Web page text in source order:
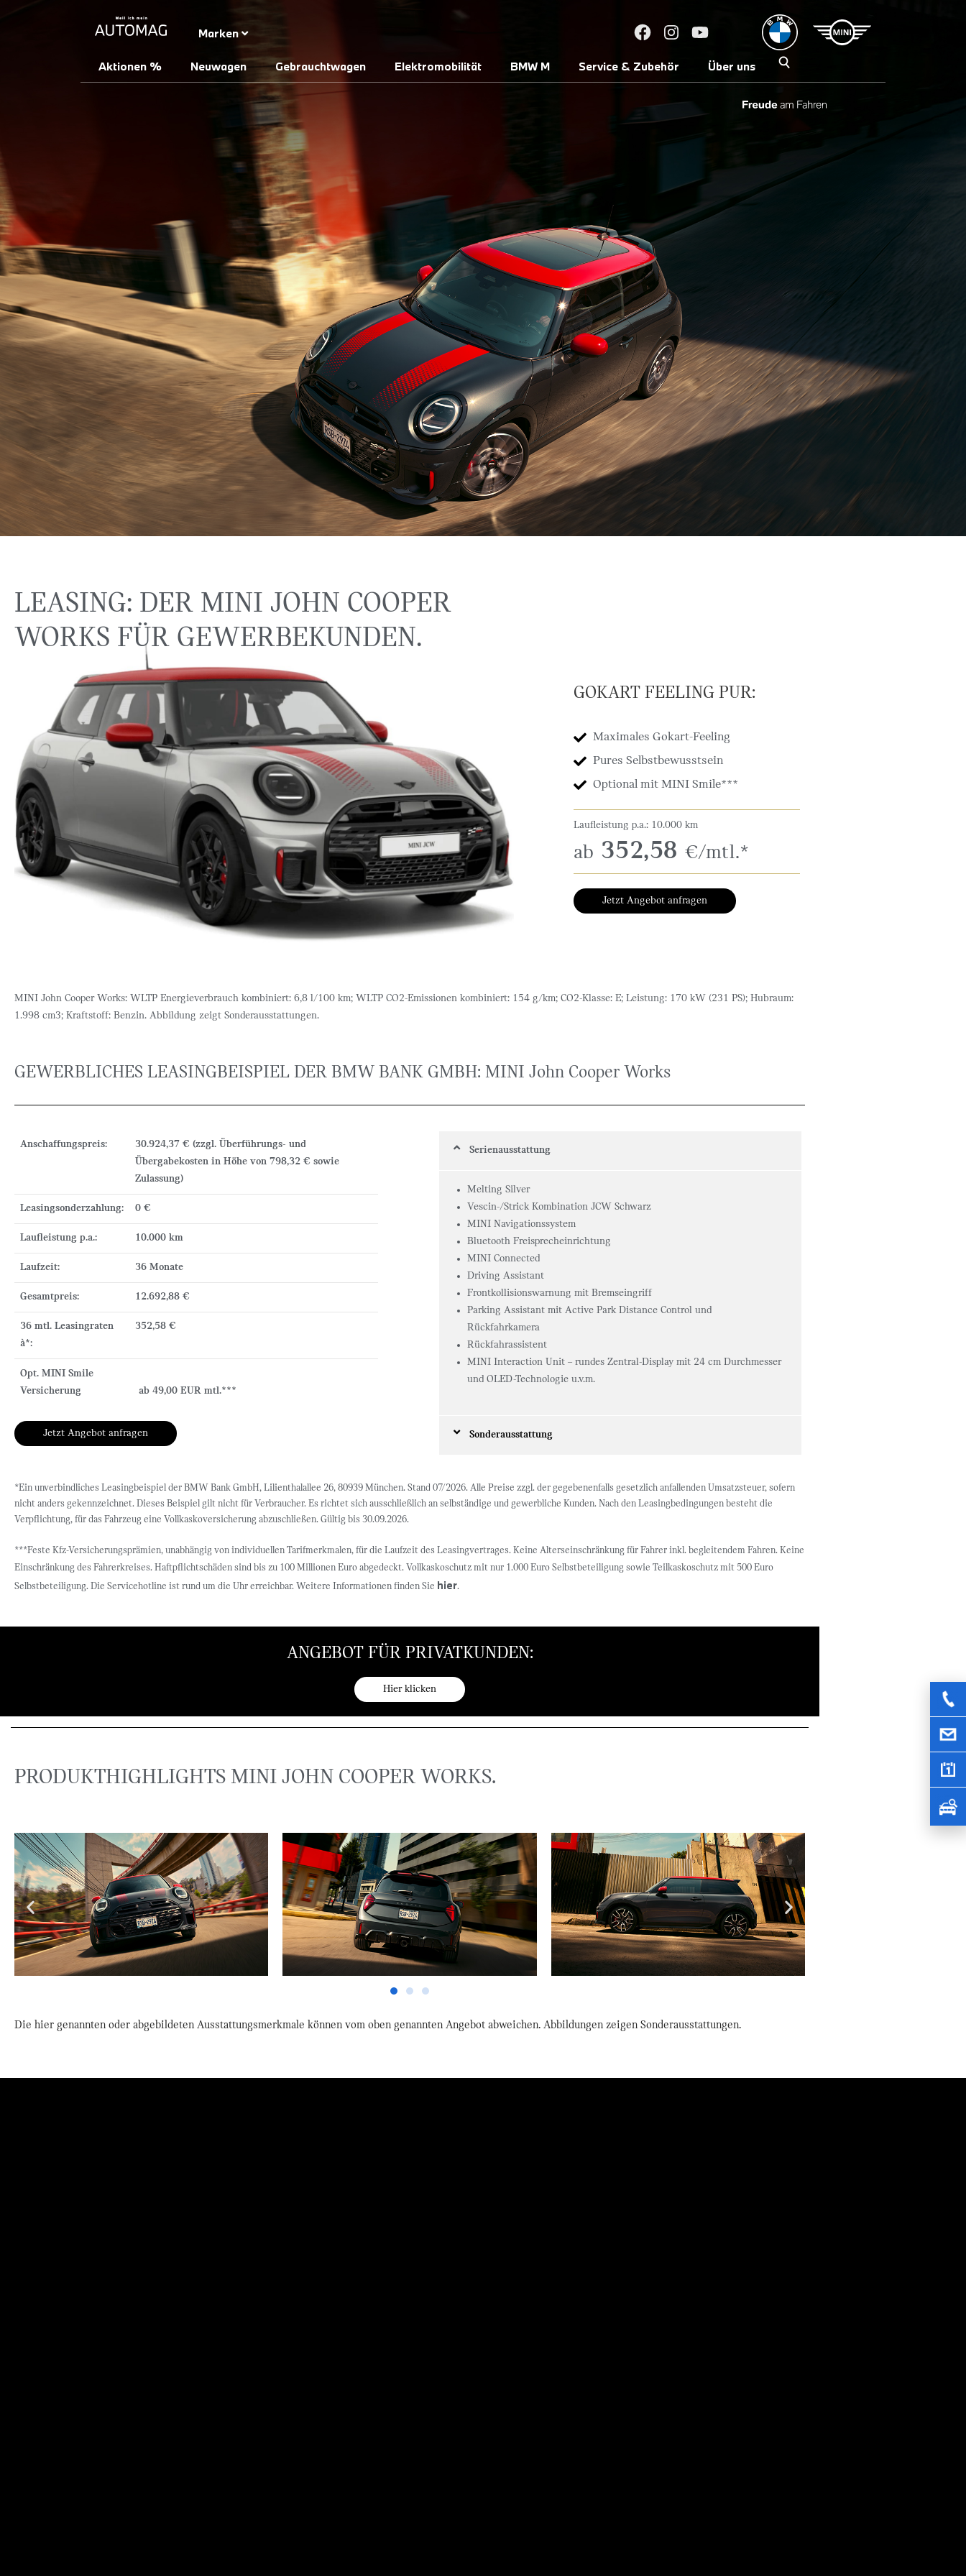
Marken
Aktionen % Neuwagen Gebrauchtwagen Elektromobilität BMW M Service & Zubehör Über uns
COOPER
WORKS.
TOP-ANGEBOT BEI DER
AUTOMAG.
Ab 352,58 EUR/mtl.*
LEASING: DER MINI JOHN COOPER
WORKS FÜR GEWERBEKUNDEN.
GOKART FEELING PUR:
Maximales Gokart-Feeling
Pures Selbstbewusstsein
Optional mit MINI Smile***
Laufleistung p.a.: 10.000 km
ab 352,58 €/mtl.*
Jetzt Angebot anfragen
MINI John Cooper Works: WLTP Energieverbrauch kombiniert: 6,8 l/100 km; WLTP CO2-Emissionen kombiniert: 154 g/km; CO2-Klasse: E; Leistung: 170 kW (231 PS); Hubraum:
1.998 cm3; Kraftstoff: Benzin. Abbildung zeigt Sonderausstattungen.
GEWERBLICHES LEASINGBEISPIEL DER BMW BANK GMBH: MINI John Cooper Works
Anschaffungspreis:
30.924,37 € (zzgl. Überführungs- und
Übergabekosten in Höhe von 798,32 € sowie
Zulassung)
Leasingsonderzahlung: 0 €
Laufleistung p.a.: 10.000 km
Laufzeit: 36 Monate
Gesamtpreis: 12.692,88 €
36 mtl. Leasingraten
à*:
352,58 €
Opt. MINI Smile
Versicherung ab 49,00 EUR mtl.***
Jetzt Angebot anfragen
Serienausstattung
Melting Silver
Vescin-/Strick Kombination JCW Schwarz
MINI Navigationssystem
Bluetooth Freisprecheinrichtung
MINI Connected
Driving Assistant
Frontkollisionswarnung mit Bremseingriff
Parking Assistant mit Active Park Distance Control und
Rückfahrkamera
Rückfahrassistent
MINI Interaction Unit – rundes Zentral-Display mit 24 cm Durchmesser
und OLED-Technologie u.v.m.
Sonderausstattung
*Ein unverbindliches Leasingbeispiel der BMW Bank GmbH, Lilienthalallee 26, 80939 München. Stand 07/2026. Alle Preise zzgl. der gegebenenfalls gesetzlich anfallenden Umsatzsteuer, sofern
nicht anders gekennzeichnet. Dieses Beispiel gilt nicht für Verbraucher. Es richtet sich ausschließlich an selbständige und gewerbliche Kunden. Nach den Leasingbedingungen besteht die
Verpflichtung, für das Fahrzeug eine Vollkaskoversicherung abzuschließen. Gültig bis 30.09.2026.
***Feste Kfz-Versicherungsprämien, unabhängig von individuellen Tarifmerkmalen, für die Laufzeit des Leasingvertrages. Keine Alterseinschränkung für Fahrer inkl. begleitendem Fahren. Keine
Einschränkung des Fahrerkreises. Haftpflichtschäden sind bis zu 100 Millionen Euro abgedeckt. Vollkaskoschutz mit nur 1.000 Euro Selbstbeteiligung sowie Teilkaskoschutz mit 500 Euro
Selbstbeteiligung. Die Servicehotline ist rund um die Uhr erreichbar. Weitere Informationen finden Sie hier.
ANGEBOT FÜR PRIVATKUNDEN:
Hier klicken
PRODUKT­HIGHLIGHTS MINI JOHN COOPER WORKS.
Die hier genannten oder abgebildeten Ausstattungsmerkmale können vom oben genannten Angebot abweichen. Abbildungen zeigen Sonderausstattungen.